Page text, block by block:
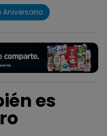
Aniversario
es